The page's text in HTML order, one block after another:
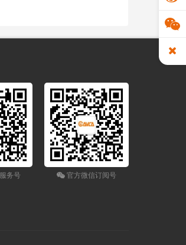
务号 官方微信订阅号